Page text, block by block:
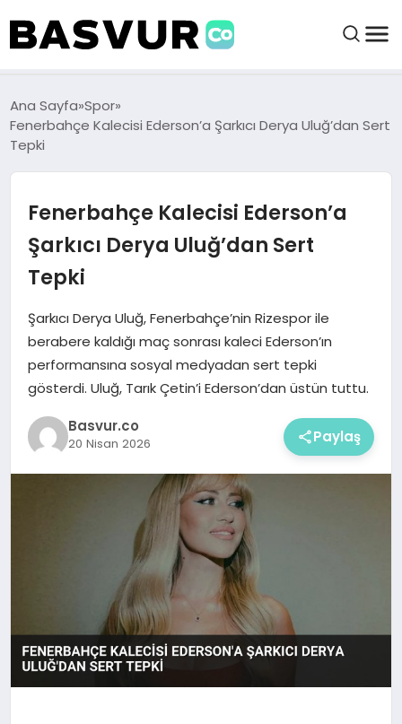
BAŞVURULAR
BAYILIKLER
HABERLER
İŞ FIKIRLERI
KRIPTO HABER
Ana Sayfa Spor
Fenerbahçe Kalecisi Ederson’a Şarkıcı Derya Uluğ’dan Sert
Tepki
Fenerbahçe Kalecisi Ederson’a
Şarkıcı Derya Uluğ’dan Sert
Tepki
Şarkıcı Derya Uluğ, Fenerbahçe’nin Rizespor ile
berabere kaldığı maç sonrası kaleci Ederson’ın
performansına sosyal medyadan sert tepki
gösterdi. Uluğ, Tarık Çetin’i Ederson’dan üstün tuttu.
Basvur.co
20 Nisan 2026 Paylaş